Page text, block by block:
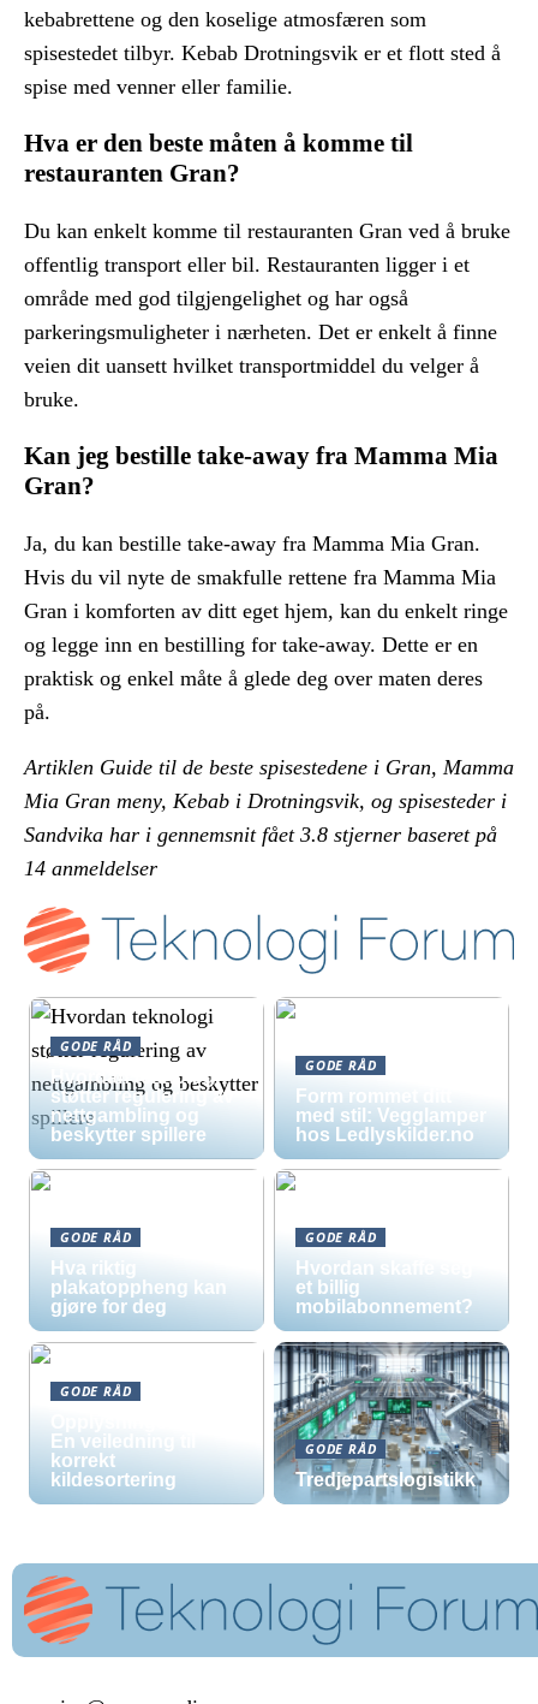
kebabrettene og den koselige atmosfæren som
spisestedet tilbyr. Kebab Drotningsvik er et flott sted å
spise med venner eller familie.
Hva er den beste måten å komme til
restauranten Gran?
Du kan enkelt komme til restauranten Gran ved å bruke
offentlig transport eller bil. Restauranten ligger i et
område med god tilgjengelighet og har også
parkeringsmuligheter i nærheten. Det er enkelt å finne
veien dit uansett hvilket transportmiddel du velger å
bruke.
Kan jeg bestille take-away fra Mamma Mia
Gran?
Ja, du kan bestille take-away fra Mamma Mia Gran.
Hvis du vil nyte de smakfulle rettene fra Mamma Mia
Gran i komforten av ditt eget hjem, kan du enkelt ringe
og legge inn en bestilling for take-away. Dette er en
praktisk og enkel måte å glede deg over maten deres
på.
Artiklen Guide til de beste spisestedene i Gran, Mamma
Mia Gran meny, Kebab i Drotningsvik, og spisesteder i
Sandvika har i gennemsnit fået 3.8 stjerner baseret på
14 anmeldelser
GODE RÅD
Hvordan teknologi
støtter regulering av
nettgambling og
beskytter spillere
GODE RÅD
Form rommet ditt
med stil: Vegglamper
hos Ledlyskilder.no
GODE RÅD
Hva riktig
plakatoppheng kan
gjøre for deg
GODE RÅD
Hvordan skaffe seg
et billig
mobilabonnement?
GODE RÅD
En veiledning til
korrekt
kildesortering
GODE RÅD
Tredjepartslogistikk